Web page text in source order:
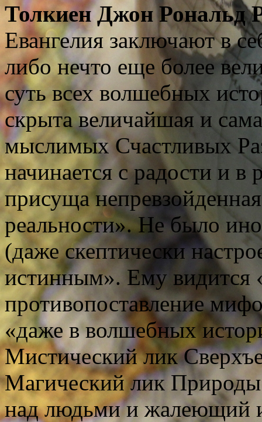
Толкиен Джон Рональд
Евангелия заключают в
либо нечто еще более
суть всех волшебных
скрыта величайшая и
мыслимых Счастливых
начинается с радости и в
присуща
реальности». Не было
(даже скептически
истинным». Ему видится
противопоставление
«даже в волшебных
Мистический лик
Магический лик
над людьми и жалеющий